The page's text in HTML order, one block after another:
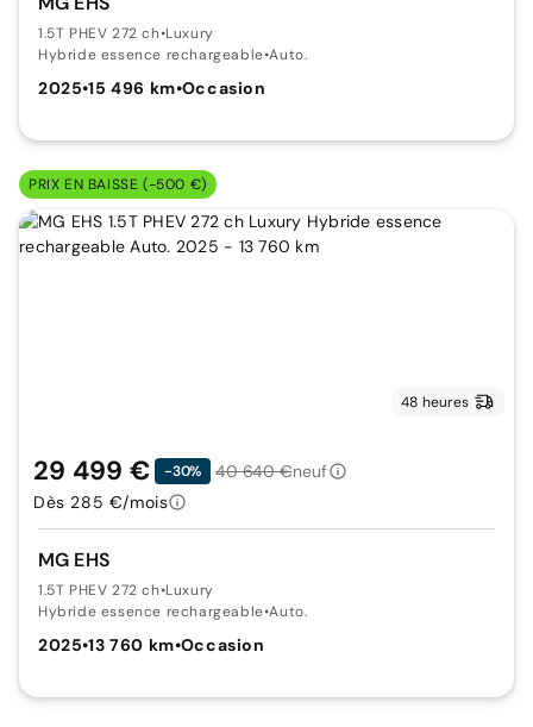
1.5T PHEV 272 ch•Luxury
Hybride essence rechargeable•Auto.
2025•15 496 km•Occasion
PRIX EN BAISSE (-500 €)
48 heures
MG EHS
1.5T PHEV 272 ch•Luxury
Hybride essence rechargeable•Auto.
2025•13 760 km•Occasion
29 499 € -30% 40 640 €neuf
Dès 285 €/mois